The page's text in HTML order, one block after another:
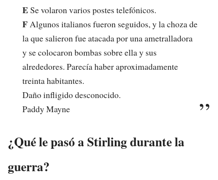
ESe volaron varios postes telefónicos.
F Algunos italianos fueron seguidos, y la choza de
la que salieron fue atacada por una ametralladora
y se colocaron bombas sobre ella y sus
alrededores. Parecía haber aproximadamente
treinta habitantes.
Daño infligido desconocido.
Paddy Mayne
¿Qué le pasó a Stirling durante la
guerra?